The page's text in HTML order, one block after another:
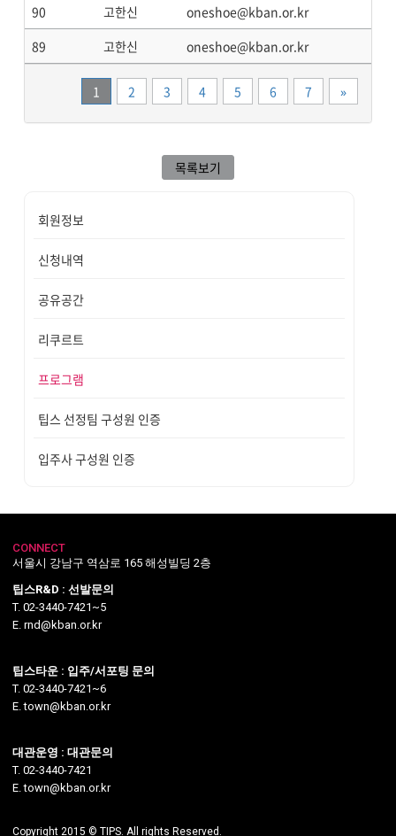
90
고한신 oneshoe@kban.or.kr
89
고한신 oneshoe@kban.or.kr
1 2 3 4 5 6 7 »끝
목록보기
회원정보
신청내역
공유공간
리쿠르트
프로그램
팁스 선정팀 구성원 인증
입주사 구성원 인증
CONNECT
서울시 강남구 역삼로 165 해성빌딩 2층
팁스R&D : 선발문의
T. 02-3440-7421~5
E. rnd@kban.or.kr
팁스타운 : 입주/서포팅 문의
T. 02-3440-7421~6
E. town@kban.or.kr
대관운영 : 대관문의
T. 02-3440-7421
E. town@kban.or.kr
Copyright 2015 © TIPS. All rights Reserved.